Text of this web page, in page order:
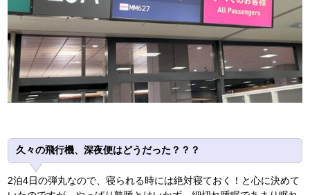
久々の飛行機、深夜便はどうだった？？？
2泊4日の弾丸なので、寝られる時には絶対寝ておく！と心に決めて